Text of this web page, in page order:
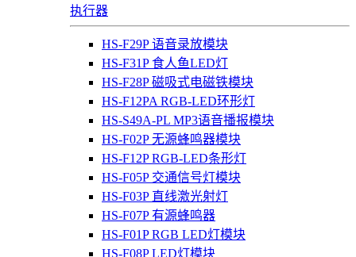
执行器
HS-F29P 语音录放模块
HS-F31P 食人鱼LED灯
HS-F28P 磁吸式电磁铁模块
HS-F12PA RGB-LED环形灯
HS-S49A-PL MP3语音播报模块
HS-F02P 无源蜂鸣器模块
HS-F12P RGB-LED条形灯
HS-F05P 交通信号灯模块
HS-F03P 直线激光射灯
HS-F07P 有源蜂鸣器
HS-F01P RGB LED灯模块
HS-F08P LED灯模块